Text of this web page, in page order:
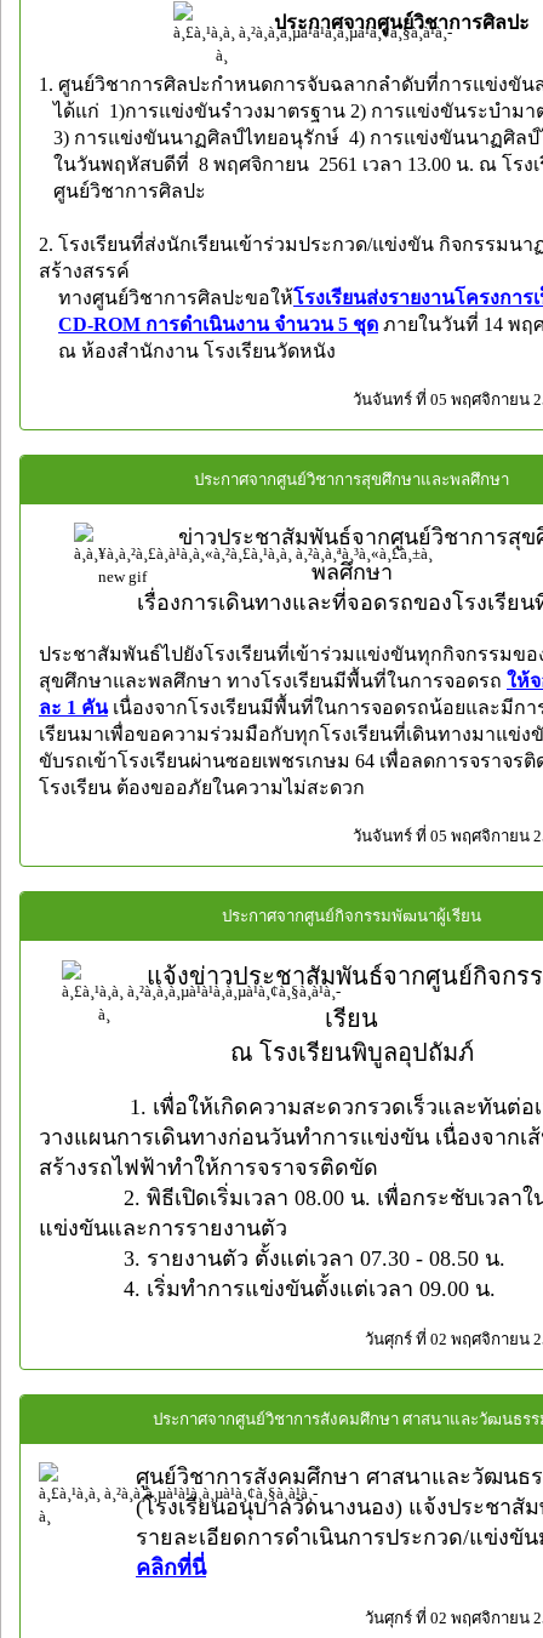
ประกาศจากศูนย์วิชาการศิลปะ
1. ศูนย์วิชาการศิลปะกำหนดการจับฉลากลำดับที่การแข่งขั
ได้แก่ 1)การแข่งขันรำวงมาตรฐาน 2) การแข่งขันระบำม
3) การแข่งขันนาฏศิลป์ไทยอนุรักษ์ 4) การแข่งขันนาฏศิลป์
ในวันพฤหัสบดีที่ 8 พฤศจิกายน 2561 เวลา 13.00 น. ณ โรง
ศูนย์วิชาการศิลปะ
2. โรงเรียนที่ส่งนักเรียนเข้าร่วมประกวด/แข่งขัน กิจกรรมนา
สร้างสรรค์
ทางศูนย์วิชาการศิลปะขอให้โรงเรียนส่งรายงานโครงการ
CD-ROM การดำเนินงาน จำนวน 5 ชุด ภายในวันที่ 14 พฤ
ณ ห้องสำนักงาน โรงเรียนวัดหนัง
วันจันทร์ ที่ 05 พฤศจิกายน
ประกาศจากศูนย์วิชาการสุขศึกษาและพลศึกษา
ข่าวประชาสัมพันธ์จากศูนย์วิชาการสุข
พลศึกษา
เรื่องการเดินทางและที่จอดรถของโรงเรีย
ประชาสัมพันธ์ไปยังโรงเรียนที่เข้าร่วมแข่งขันทุกกิจกรรมข
สุขศึกษาและพลศึกษา ทางโรงเรียนมีพื้นที่ในการจอดรถ ให้
ละ 1 คันเนื่องจากโรงเรียนมีพื้นที่ในการจอดรถน้อยและมีกา
เรียนมาเพื่อขอความร่วมมือกับทุกโรงเรียนที่เดินทางมาแข่ง
ขับรถเข้าโรงเรียนผ่านซอยเพชรเกษม 64 เพื่อลดการจราจร
โรงเรียน ต้องขออภัยในความไม่สะดวก
วันจันทร์ ที่ 05 พฤศจิกายน
ประกาศจากศูนย์กิจกรรมพัฒนาผู้เรียน
แจ้งข่าวประชาสัมพันธ์จากศูนย์กิจก
เรียน
ณ โรงเรียนพิบูลอุปถัมภ์
1. เพื่อให้เกิดความสะดวกรวดเร็วและทันต่อเ
วางแผนการเดินทางก่อนวันทำการแข่งขัน เนื่องจากเ
สร้างรถไฟฟ้าทำให้การจราจรติดขัด
2. พิธีเปิดเริ่มเวลา 08.00 น. เพื่อกระชับเวลาใน
แข่งขันและการรายงานตัว
3. รายงานตัว ตั้งแต่เวลา 07.30 - 08.50 น.
4. เริ่มทำการแข่งขันตั้งแต่เวลา 09.00 น.
วันศุกร์ ที่ 02 พฤศจิกายน
ประกาศจากศูนย์วิชาการสังคมศึกษา ศาสนาและวัฒนธร
ศูนย์วิชาการสังคมศึกษา ศาสนาและวัฒนธ
(โรงเรียนอนุบาลวัดนางนอง) แจ้งประชาสั
รายละเอียดการดำเนินการประกวด/แข่งขั
คลิกที่นี่
วันศุกร์ ที่ 02 พฤศจิกายน